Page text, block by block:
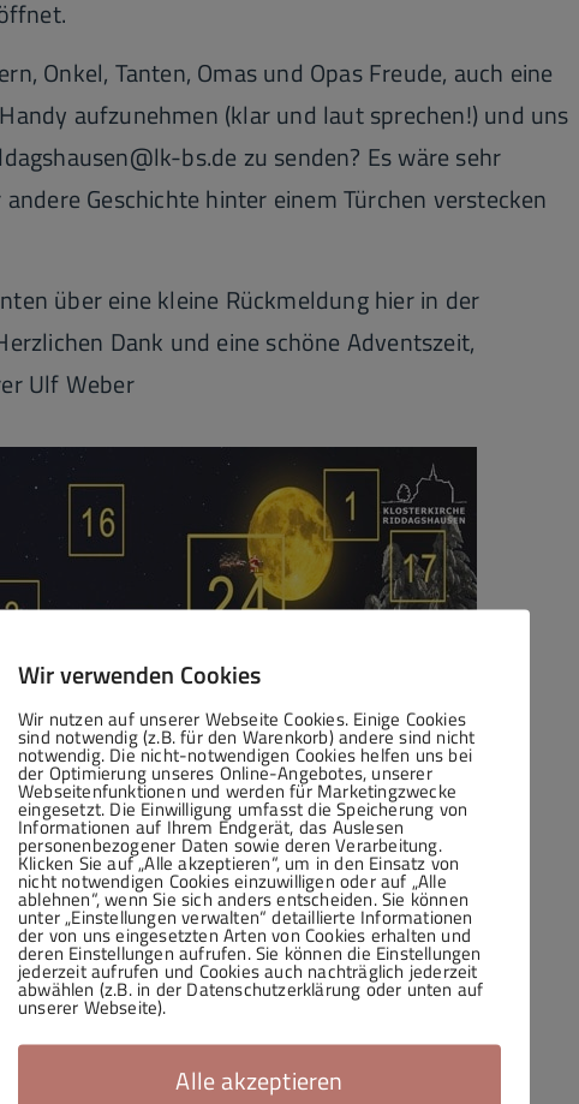
Onkel, Tanten, Omas und Opas Freude, auch eine
aufzunehmen (klar und laut sprechen!) und uns
bs.de zu senden? Es wäre sehr
Geschichte hinter einem Türchen verstecken
über eine kleine Rückmeldung hier in der
Dank und eine schöne Adventszeit,
Ulf Weber
Wir verwenden Cookies
Wir nutzen auf unserer Webseite Cookies. Einige Cookies
sind notwendig (z.B. für den Warenkorb) andere sind nicht
notwendig. Die nicht-notwendigen Cookies helfen uns bei
der Optimierung unseres Online-Angebotes, unserer
Webseitenfunktionen und werden für Marketingzwecke
eingesetzt. Die Einwilligung umfasst die Speicherung von
Informationen auf Ihrem Endgerät, das Auslesen
personenbezogener Daten sowie deren Verarbeitung.
Klicken Sie auf „Alle akzeptieren“, um in den Einsatz von
nicht notwendigen Cookies einzuwilligen oder auf „Alle
ablehnen“, wenn Sie sich anders entscheiden. Sie können
unter „Einstellungen verwalten“ detaillierte Informationen
der von uns eingesetzten Arten von Cookies erhalten und
deren Einstellungen aufrufen. Sie können die Einstellungen
jederzeit aufrufen und Cookies auch nachträglich jederzeit
abwählen (z.B. in der Datenschutzerklärung oder unten auf
unserer Webseite).
Alle akzeptieren